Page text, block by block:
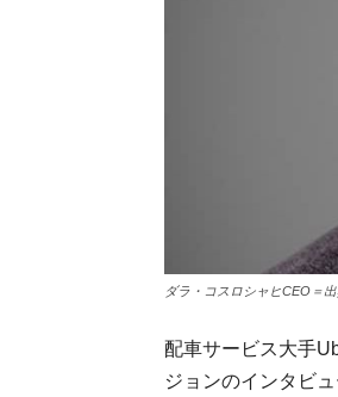
ダラ・コスロシャヒCEO＝
配車サービス大手
ジョンのインタビ